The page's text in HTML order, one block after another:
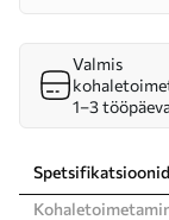
Valmis
1–3